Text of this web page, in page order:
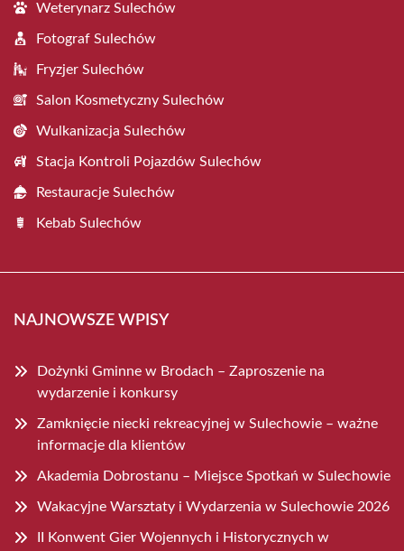
Weterynarz Sulechów
Fotograf Sulechów
Fryzjer Sulechów
Salon Kosmetyczny Sulechów
Wulkanizacja Sulechów
Stacja Kontroli Pojazdów Sulechów
Restauracje Sulechów
Kebab Sulechów
NAJNOWSZE WPISY
Dożynki Gminne w Brodach – Zaproszenie na
wydarzenie i konkursy
Zamknięcie niecki rekreacyjnej w Sulechowie – ważne
informacje dla klientów
Akademia Dobrostanu – Miejsce Spotkań w Sulechowie
Wakacyjne Warsztaty i Wydarzenia w Sulechowie 2026
II Konwent Gier Wojennych i Historycznych w